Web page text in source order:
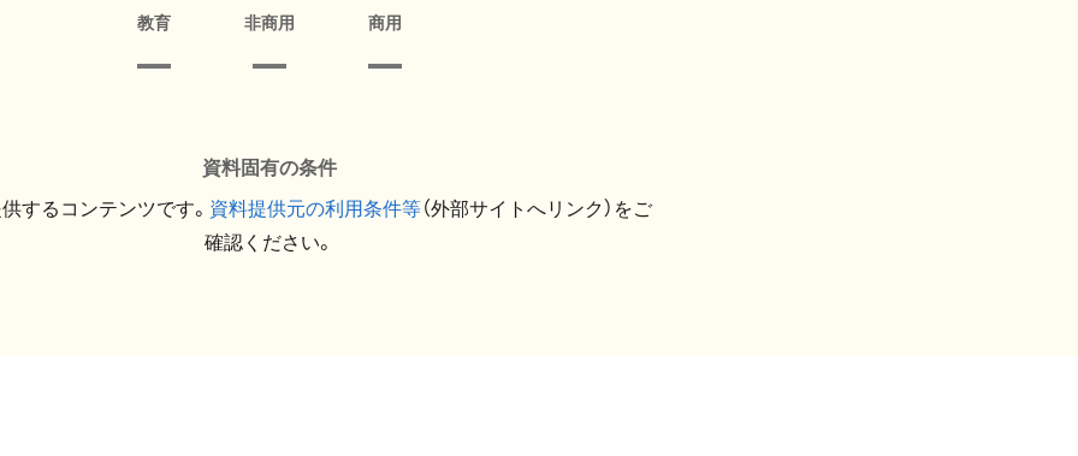
教育 非商用 商用
資料固有の条件
するコンテンツです。 資料提供元の利用条件等（外部サイトへリンク）をご
確認ください。